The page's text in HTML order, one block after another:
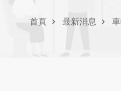
首頁 最新消息